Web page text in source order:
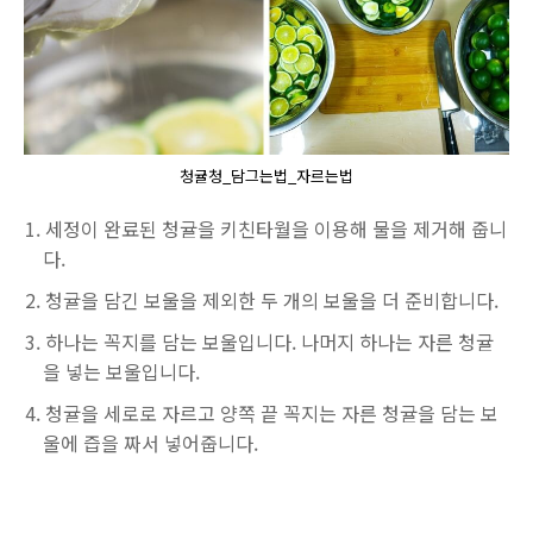
청귤청_담그는법_자르는법
세정이 완료된 청귤을 키친타월을 이용해 물을 제거해 줍니
다.
청귤을 담긴 보울을 제외한 두 개의 보울을 더 준비합니다.
하나는 꼭지를 담는 보울입니다. 나머지 하나는 자른 청귤
을 넣는 보울입니다.
청귤을 세로로 자르고 양쪽 끝 꼭지는 자른 청귤을 담는 보
울에 즙을 짜서 넣어줍니다.